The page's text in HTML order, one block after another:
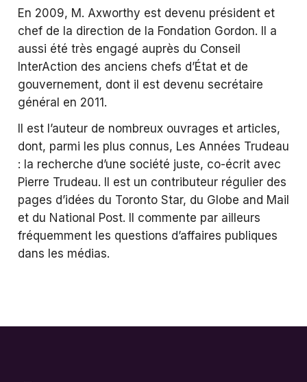
En 2009, M. Axworthy est devenu président et
chef de la direction de la Fondation Gordon. Il a
aussi été très engagé auprès du Conseil
InterAction des anciens chefs d’État et de
gouvernement, dont il est devenu secrétaire
général en 2011.
Il est l’auteur de nombreux ouvrages et articles,
dont, parmi les plus connus, Les Années Trudeau
: la recherche d’une société juste, co-écrit avec
Pierre Trudeau. Il est un contributeur régulier des
pages d’idées du Toronto Star, du Globe and Mail
et du National Post. Il commente par ailleurs
fréquemment les questions d’affaires publiques
dans les médias.